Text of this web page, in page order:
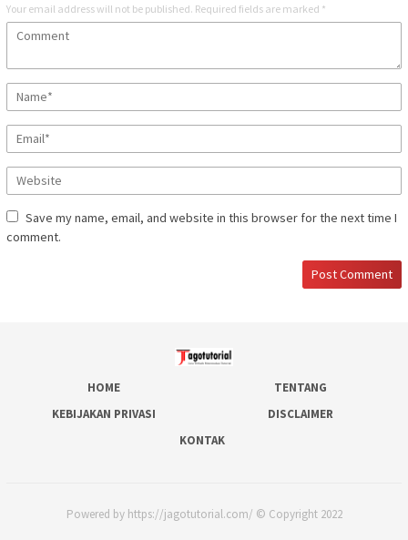
Your email address will not be published. Required fields are marked *
Save my name, email, and website in this browser for the next time I
comment.
HOME
TENTANG
KEBIJAKAN PRIVASI
DISCLAIMER
KONTAK
Powered by https://jagotutorial.com/ © Copyright 2022